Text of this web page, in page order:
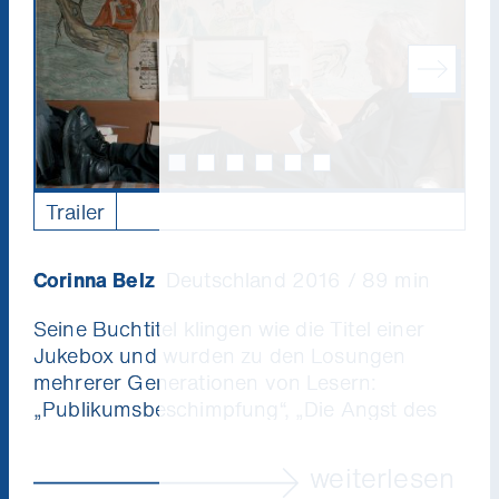
Trailer
Corinna Belz
Seine Buchtitel klingen wie die Titel einer
Jukebox und wurden zu den Losungen
mehrerer Generationen von Lesern:
„Publikumsbeschimpfung“, „Die Angst des
Abschied“, „Das Gewicht der Welt“, „Immer